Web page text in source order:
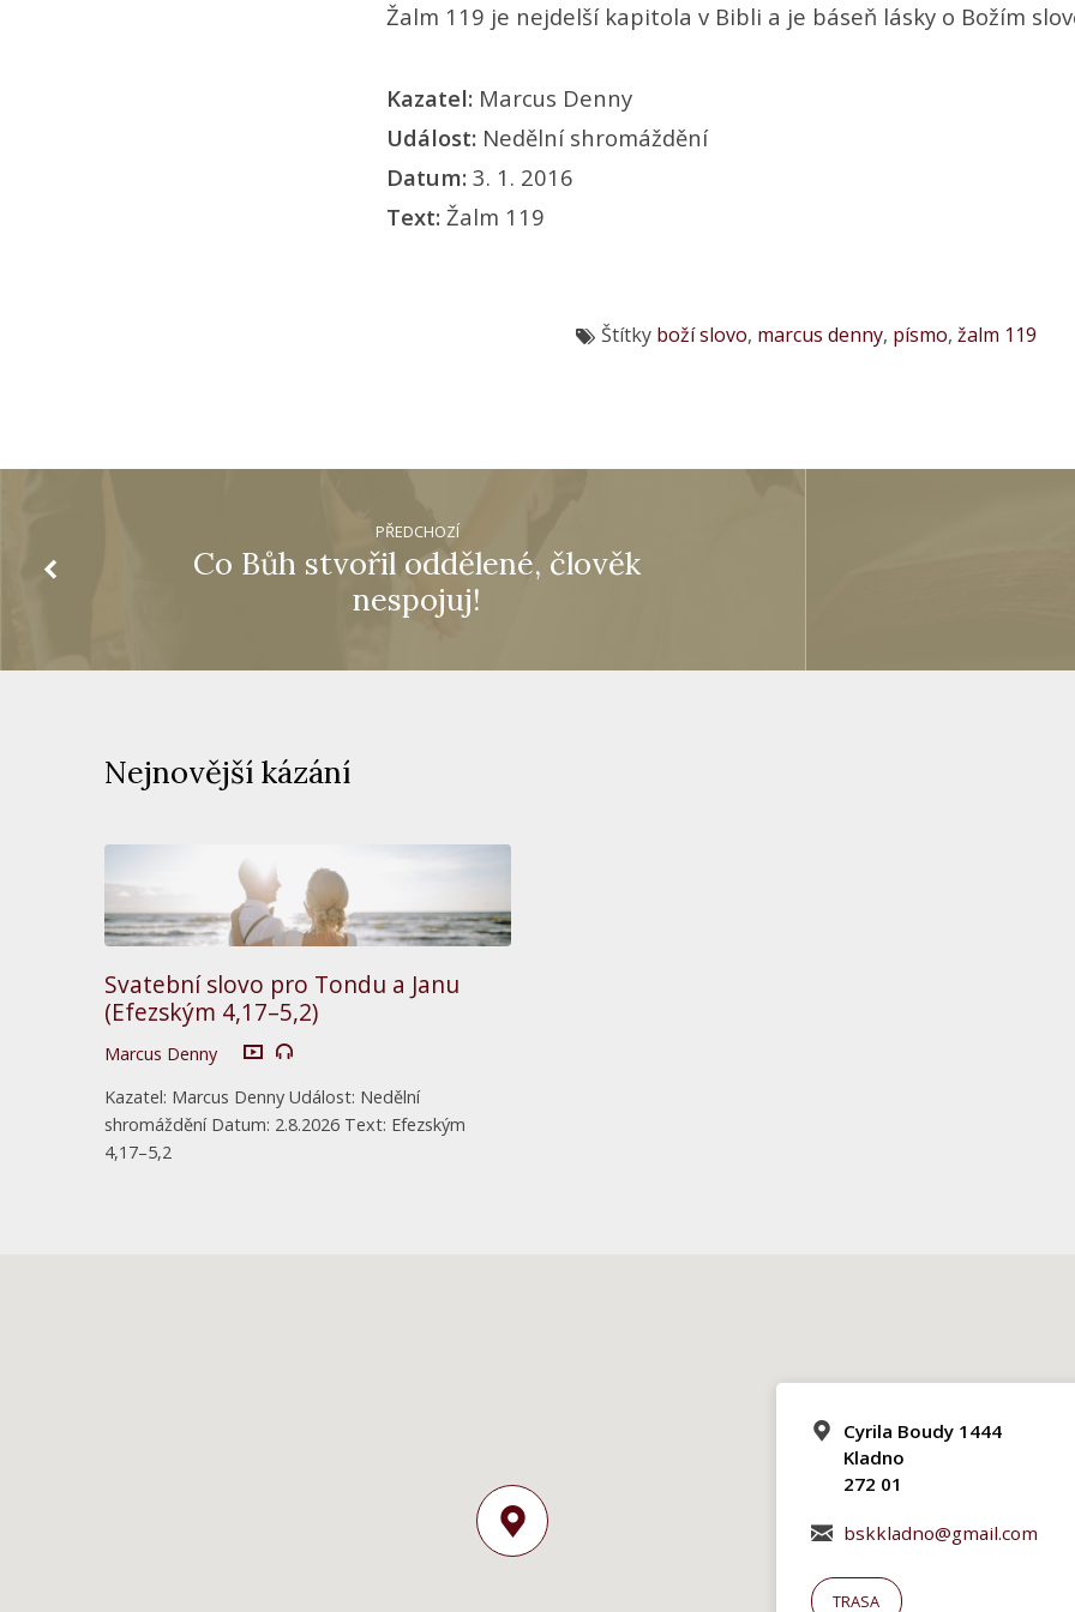
Žalm 119 je nejdelší kapitola v Bibli a je báseň lásky o Božím
Kazatel: Marcus Denny
Událost: Nedělní shromáždění
Datum: 3. 1. 2016
Text: Žalm 119
Štítky boží slovo, marcus denny, písmo, žalm 119
PŘEDCHOZÍ
Co Bůh stvořil oddělené, člověk
nespojuj!
Nejnovější kázání
Svatební slovo pro Tondu a Janu
(Efezským 4,17–5,2)
Marcus Denny
Kazatel: Marcus Denny Událost: Nedělní
shromáždění Datum: 2.8.2026 Text: Efezským
4,17–5,2
Cyrila Boudy 1444
Kladno
272 01
bskkladno@gmail.com
TRASA